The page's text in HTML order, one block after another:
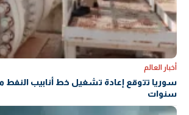
أخبار العالم
سنوات